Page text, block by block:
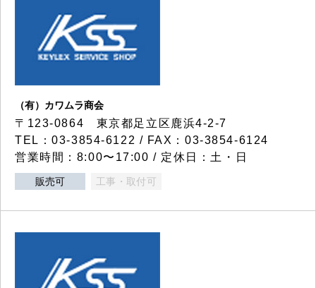
（有）カワムラ商会
〒123-0864 東京都足立区鹿浜4-2-7
TEL：03-3854-6122 / FAX：03-3854-6124
営業時間：8:00〜17:00 / 定休日：土・日
販売可 工事・取付可